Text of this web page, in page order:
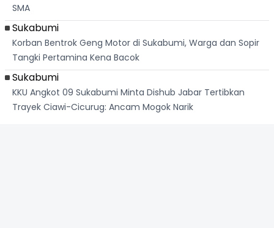
SMA
Sukabumi
Korban Bentrok Geng Motor di Sukabumi, Warga dan Sopir
Tangki Pertamina Kena Bacok
Sukabumi
KKU Angkot 09 Sukabumi Minta Dishub Jabar Tertibkan
Trayek Ciawi-Cicurug: Ancam Mogok Narik